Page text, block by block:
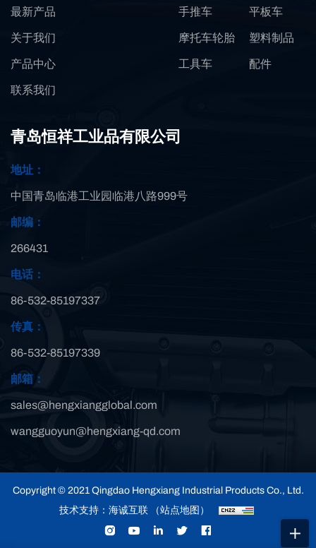
最新产品
关于我们
产品中心
联系我们
手推车
摩托车轮胎
工具车
平板车
塑料制品
配件
青岛恒祥工业品有限公司
地址：
中国青岛临港工业园临港八路999号
邮编：
266431
电话：
86-532-85197337
传真：
86-532-85197339
邮箱：
sales@hengxiangglobal.com
wangguoyun@hengxiang-qd.com
Copyright © 2021 Qingdao Hengxiang Industrial Products Co., Ltd.
技术支持：海诚互联
（站点地图）